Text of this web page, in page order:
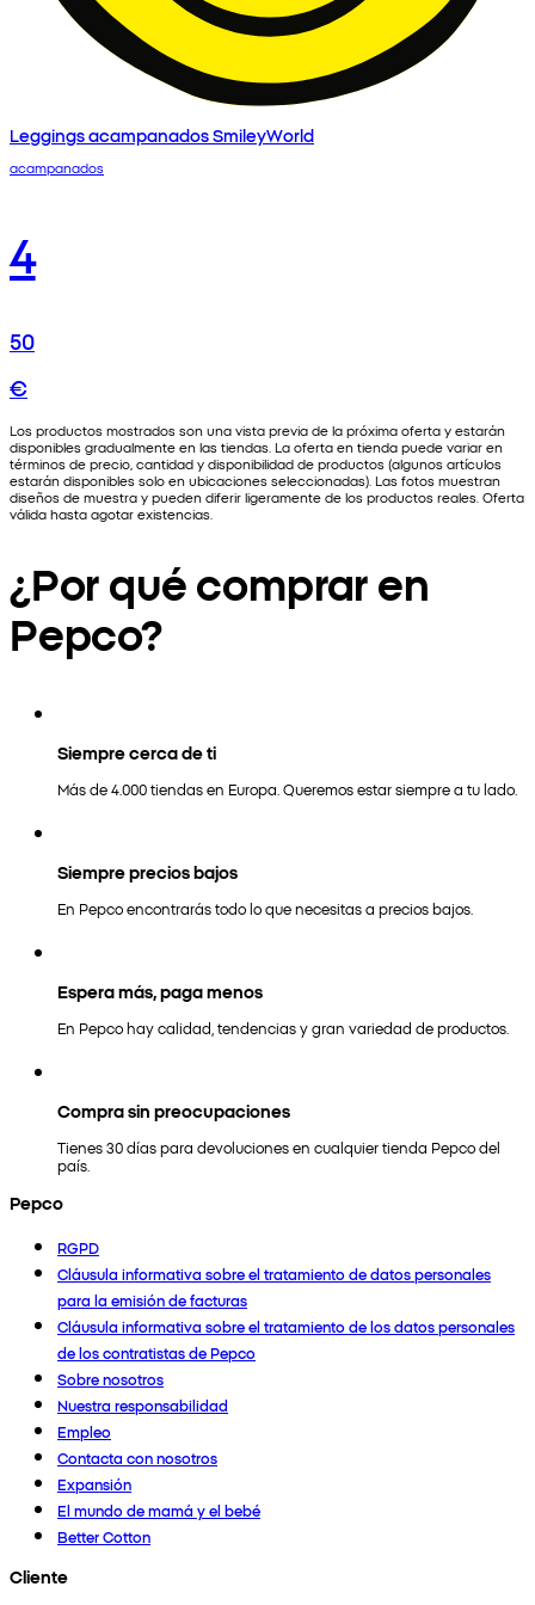
Leggings acampanados SmileyWorld
acampanados
4
50
€
Los productos mostrados son una vista previa de la próxima oferta y estarán
disponibles gradualmente en las tiendas. La oferta en tienda puede variar en
términos de precio, cantidad y disponibilidad de productos (algunos artículos
estarán disponibles solo en ubicaciones seleccionadas). Las fotos muestran
diseños de muestra y pueden diferir ligeramente de los productos reales. Oferta
válida hasta agotar existencias.
¿Por qué comprar en
Pepco?
Siempre cerca de ti
Más de 4.000 tiendas en Europa. Queremos estar siempre a tu lado.
Siempre precios bajos
En Pepco encontrarás todo lo que necesitas a precios bajos.
Espera más, paga menos
En Pepco hay calidad, tendencias y gran variedad de productos.
Compra sin preocupaciones
Tienes 30 días para devoluciones en cualquier tienda Pepco del
país.
Pepco
RGPD
Cláusula informativa sobre el tratamiento de datos personales
para la emisión de facturas
Cláusula informativa sobre el tratamiento de los datos personales
de los contratistas de Pepco
Sobre nosotros
Nuestra responsabilidad
Empleo
Contacta con nosotros
Expansión
El mundo de mamá y el bebé
Better Cotton
Cliente